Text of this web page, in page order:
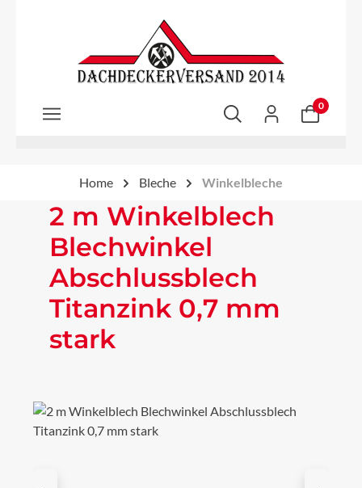
Zum Hauptinhalt springen
0
Home Bleche Winkelbleche
2 m Winkelblech
Blechwinkel
Abschlussblech
Titanzink 0,7 mm
stark
Bildergalerie überspringen